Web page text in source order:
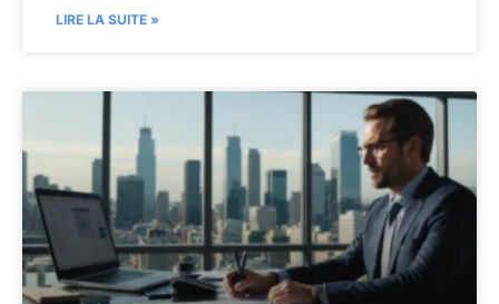
LIRE LA SUITE »